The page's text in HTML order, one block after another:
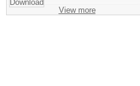
View more